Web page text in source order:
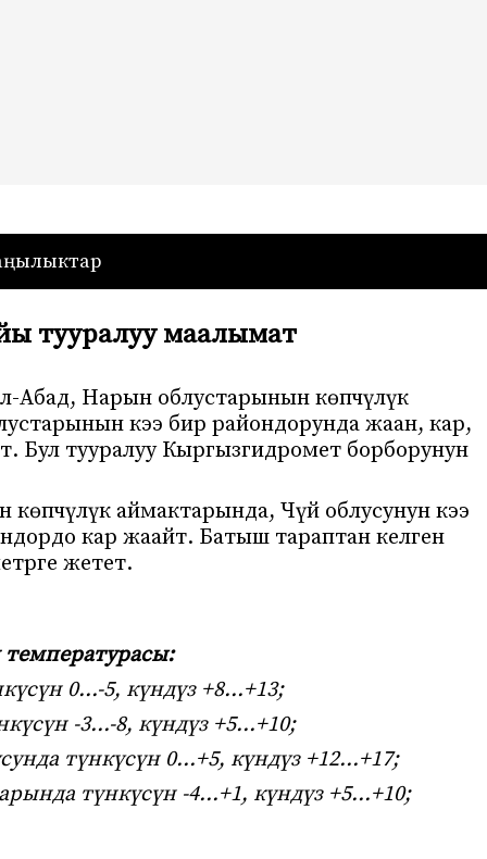
тууралуу маалымат
Абад, Нарын облустарынын көпчүлүк
кээ бир райондорунда жаан, кар,
Бул тууралуу Кыргызгидромет борборунун
аймактарында, Чүй облусунун кээ
кар жаайт. Батыш тараптан келген
жетет.
0…-5, күндүз +8…+13;
-3…-8, күндүз +5…+10;
​түнкүсүн 0…+5, күндүз +12…+17;
түнкүсүн -4…+1, күндүз +5…+10;